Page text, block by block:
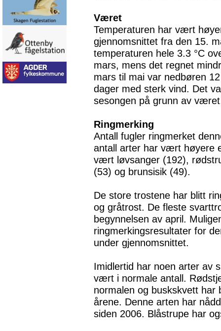
Været
Temperaturen har vært
gjennomsnittet fra den 15.
temperaturen hele 3.3 °C
mars, mens det regnet
mars til mai var nedbøren
dager med sterk vind. Det
sesongen på grunn av
Ringmerking
Antall fugler ringmerket
antall arter har vært høyere
vært løvsanger (192),
(53) og brunsisik (49).
De store trostene har blitt
og gråtrost. De fleste
begynnelsen av april.
ringmerkingsresultater for
under gjennomsnittet.
Imidlertid har noen arter av
vært i normale antall.
normalen og buskskvett har
årene. Denne arten har
siden 2006. Blåstrupe har